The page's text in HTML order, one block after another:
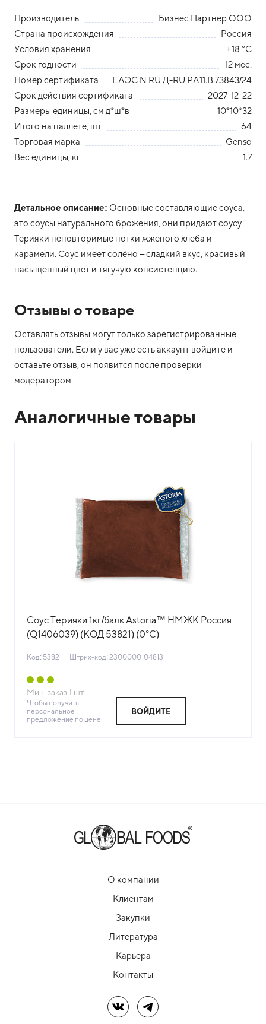
Производитель
Бизнес Партнер ООО
Страна происхождения
Россия
Условия хранения
+18 °С
Срок годности
12 мес.
Номер сертификата
ЕАЭС N RU Д-RU.РА11.В.73843/24
Срок действия сертификата
2027-12-22
Размеры единицы, см д*ш*в
10*10*32
Итого на паллете, шт
64
Торговая марка
Genso
Вес единицы, кг
1.7
Детальное описание: Основные составляющие соуса,
это соусы натурального брожения, они придают соусу
Терияки неповторимые нотки жженого хлеба и
карамели. Соус имеет солёно – сладкий вкус, красивый
насыщенный цвет и тягучую консистенцию.
Отзывы о товаре
Оставлять отзывы могут только зарегистрированные
пользователи. Если у вас уже есть аккаунт войдите и
оставьте отзыв, он появится после проверки
модератором.
Аналогичные товары
Соус Терияки 1кг/балк Astoria™ НМЖК Россия
(Q1406039) (КОД 53821) (0°С)
Код: 53821 Штрих-код: 2300000104813
Мин. заказ 1 шт
Чтобы получить
персональное
предложение по цене
ВОЙДИТЕ
О компании
Клиентам
Закупки
Литература
Карьера
Контакты
Мы в ВКМы в Telegram